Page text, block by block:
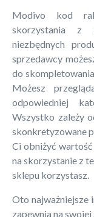
Modivo kod
skorzystania z
niezbędnych
sprzedawcy
do
Możesz
odpowiedniej
Wszystko zależy
skonkretyzowane
Ci obniżyć
na skorzystanie z
sklepu korzystasz.
Oto najważniejsze
zapewnia na